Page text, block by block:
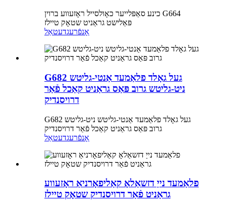
כינע סאַפּלייער כאָולסייל ראָזעווע ברוין G664
פּאַלישט גראַניט שטאָק טיילז
אָנפֿרעגדעטאַל
G682 געל גאָלד פלאַמעד אַנטי-גליטש
ניט-גליטש גרוב פּאַס גראַניט קאַכל פֿאַר
דרויסנדיק
G682 געל גאָלד פלאַמעד אַנטי-גליטש ניט-גליטש
גרוב פּאַס גראַניט קאַכל פֿאַר דרויסנדיק
אָנפֿרעגדעטאַל
פלאַמעד נייַ דזשאַלאָ קאַליפאָרניאַ ראָזעווע
גראַניט פֿאַר דרויסנדיק שטאָק טיילז